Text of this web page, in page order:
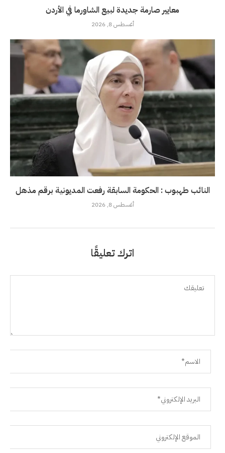
معايير صارمة جديدة لبيع الشاورما في الأردن
أغسطس 8, 2026
النائب طهبوب : الحكومة السابقة رفعت المديونية برقم مذهل
أغسطس 8, 2026
اترك تعليقًا